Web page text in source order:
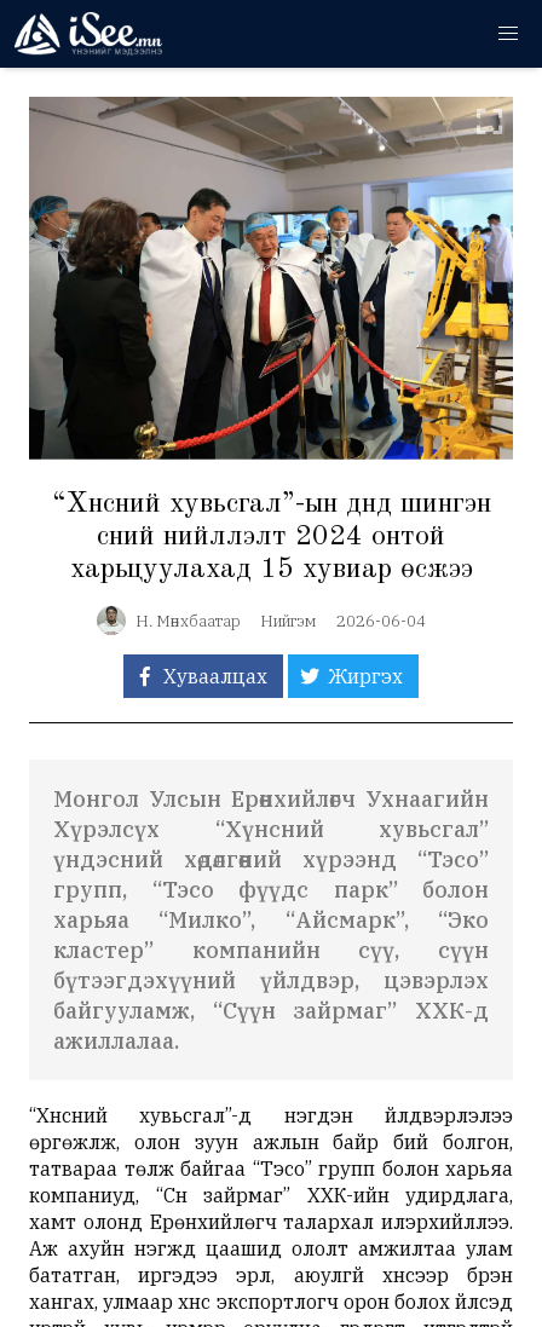
“Хүнсний хувьсгал”-ын дүнд шингэн
сүүний нийлүүлэлт 2024 онтой
харьцуулахад 15 хувиар өсжээ
Н. Мөнхбаатар Нийгэм 2026-06-04
Хуваалцах Жиргэх
Монгол Улсын Ерөнхийлөгч Ухнаагийн
Хүрэлсүх “Хүнсний хувьсгал”
үндэсний хөдөлгөөний хүрээнд “Тэсо”
групп, “Тэсо фүүдс парк” болон
харьяа “Милко”, “Айсмарк”, “Эко
кластер” компанийн сүү, сүүн
бүтээгдэхүүний үйлдвэр, цэвэрлэх
байгууламж, “Сүүн зайрмаг” ХХК-д
ажиллалаа.
“Хүнсний хувьсгал”-д нэгдэн үйлдвэрлэлээ
өргөжүүлж, олон зуун ажлын байр бий болгон,
татвараа төлж байгаа “Тэсо” групп болон харьяа
компаниуд, “Сүүн зайрмаг” ХХК-ийн удирдлага,
хамт олонд Ерөнхийлөгч талархал илэрхийллээ.
Аж ахуйн нэгжүүд цаашид ололт амжилтаа улам
бататган, иргэдээ эрүүл, аюулгүй хүнсээр бүрэн
хангах, улмаар хүнс экспортлогч орон болох үйлсэд